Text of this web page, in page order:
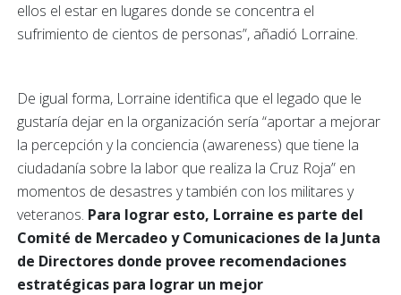
ellos el estar en lugares donde se concentra el
sufrimiento de cientos de personas”, añadió Lorraine.
De igual forma, Lorraine identifica que el legado que le
gustaría dejar en la organización sería “aportar a mejorar
la percepción y la conciencia (awareness) que tiene la
ciudadanía sobre la labor que realiza la Cruz Roja” en
momentos de desastres y también con los militares y
veteranos. Para lograr esto, Lorraine es parte del
Comité de Mercadeo y Comunicaciones de la Junta
de Directores donde provee recomendaciones
estratégicas para lograr un mejor